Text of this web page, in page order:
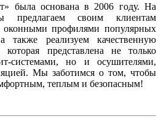
была основана в 2006 году. На
предлагаем своим клиентам
оконными профилями популярных
также реализуем качественную
которая представлена не только
системами, но и осушителями,
Мы заботимся о том, чтобы
теплым и безопасным!